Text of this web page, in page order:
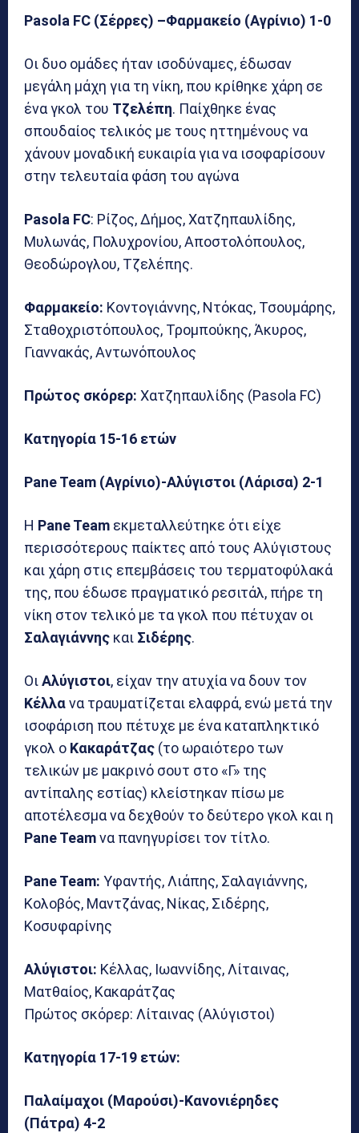
Pasola FC (Σέρρες) –Φαρμακείο (Αγρίνιο) 1-0
Οι δυο ομάδες ήταν ισοδύναμες, έδωσαν
μεγάλη μάχη για τη νίκη, που κρίθηκε χάρη σε
ένα γκολ του Τζελέπη. Παίχθηκε ένας
σπουδαίος τελικός με τους ηττημένους να
χάνουν μοναδική ευκαιρία για να ισοφαρίσουν
στην τελευταία φάση του αγώνα
Pasola FC: Ρίζος, Δήμος, Χατζηπαυλίδης,
Μυλωνάς, Πολυχρονίου, Αποστολόπουλος,
Θεοδώρογλου, Τζελέπης.
Φαρμακείο: Κοντογιάννης, Ντόκας, Τσουμάρης,
Σταθοχριστόπουλος, Τρομπούκης, Άκυρος,
Γιαννακάς, Αντωνόπουλος
Πρώτος σκόρερ: Χατζηπαυλίδης (Pasola FC)
Κατηγορία 15-16 ετών
Pane Team (Aγρίνιο)-Αλύγιστοι (Λάρισα) 2-1
Η Pane Team εκμεταλλεύτηκε ότι είχε
περισσότερους παίκτες από τους Αλύγιστους
και χάρη στις επεμβάσεις του τερματοφύλακά
της, που έδωσε πραγματικό ρεσιτάλ, πήρε τη
νίκη στον τελικό με τα γκολ που πέτυχαν οι
Σαλαγιάννης και Σιδέρης.
ΟιΑλύγιστοι, είχαν την ατυχία να δουν τον
Κέλλανα τραυματίζεται ελαφρά, ενώ μετά την
ισοφάριση που πέτυχε με ένα καταπληκτικό
γκολ ο Κακαράτζας (το ωραιότερο των
τελικών με μακρινό σουτ στο «Γ» της
αντίπαλης εστίας) κλείστηκαν πίσω με
αποτέλεσμα να δεχθούν το δεύτερο γκολ και η
Pane Teamνα πανηγυρίσει τον τίτλο.
Pane Team: Υφαντής, Λιάπης, Σαλαγιάννης,
Κολοβός, Μαντζάνας, Νίκας, Σιδέρης,
Κοσυφαρίνης
Αλύγιστοι: Κέλλας, Ιωαννίδης, Λίταινας,
Ματθαίος, Κακαράτζας
Πρώτος σκόρερ: Λίταινας (Αλύγιστοι)
Κατηγορία 17-19 ετών:
Παλαίμαχοι (Μαρούσι)-Κανονιέρηδες
(Πάτρα) 4-2